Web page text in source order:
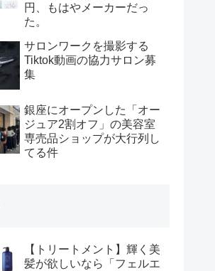
円、もはやメーカーだっ
た。
サロンワークを撮影する
Tiktok動画の協力サロン募
集
銀座にオープンした「オー
ジュア2割オフ」の美容室
専売品ショップが大行列し
てる件
【トリートメント】輝く美
髪が欲しいなら「フェルエ